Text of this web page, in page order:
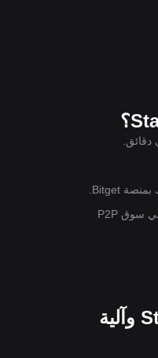
3. استبدل أصولك بالعملات الورقية في سوق P2P
معلومات عن Starknet وآلية